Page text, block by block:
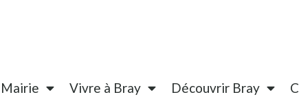
Mairie Vivre à Bray Découvrir Bray